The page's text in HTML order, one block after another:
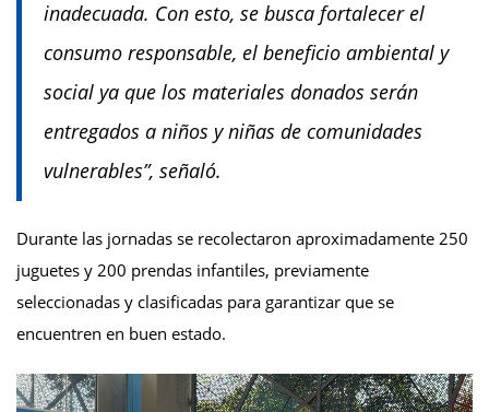
inadecuada. Con esto, se busca fortalecer el
consumo responsable, el beneficio ambiental y
social ya que los materiales donados serán
entregados a niños y niñas de comunidades
vulnerables”, señaló.
Durante las jornadas se recolectaron aproximadamente 250
juguetes y 200 prendas infantiles, previamente
seleccionadas y clasificadas para garantizar que se
encuentren en buen estado.